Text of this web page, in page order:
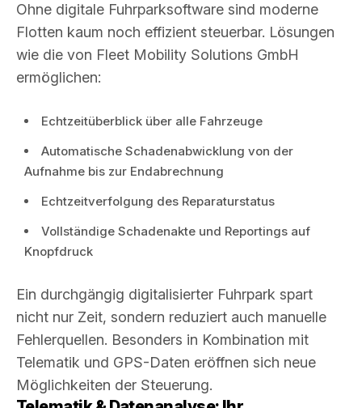
Ohne digitale Fuhrparksoftware sind moderne
Flotten kaum noch effizient steuerbar. Lösungen
wie die von Fleet Mobility Solutions GmbH
ermöglichen:
Echtzeitüberblick über alle Fahrzeuge
Automatische Schadenabwicklung von der
Aufnahme bis zur Endabrechnung
Echtzeitverfolgung des Reparaturstatus
Vollständige Schadenakte und Reportings auf
Knopfdruck
Ein durchgängig digitalisierter Fuhrpark spart
nicht nur Zeit, sondern reduziert auch manuelle
Fehlerquellen. Besonders in Kombination mit
Telematik und GPS-Daten eröffnen sich neue
Möglichkeiten der Steuerung.